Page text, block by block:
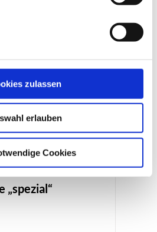
zulassen
erlauben
Cookies
„spezial“